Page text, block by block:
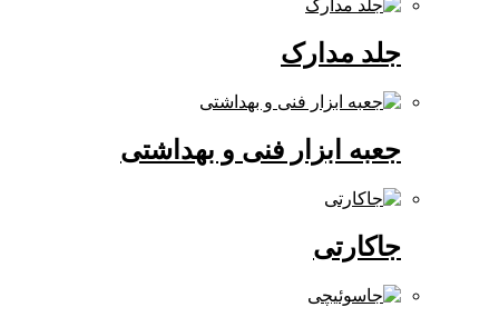
جلد مدارک
جعبه ابزار فنی و بهداشتی